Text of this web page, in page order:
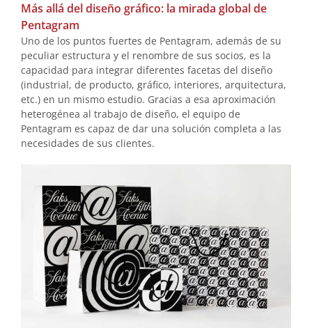
Más allá del diseño gráfico: la mirada global de
Pentagram
Uno de los puntos fuertes de Pentagram, además de su
peculiar estructura y el renombre de sus socios, es la
capacidad para integrar diferentes facetas del diseño
(industrial, de producto, gráfico, interiores, arquitectura,
etc.) en un mismo estudio. Gracias a esa aproximación
heterogénea al trabajo de diseño, el equipo de
Pentagram es capaz de dar una solución completa a las
necesidades de sus clientes.